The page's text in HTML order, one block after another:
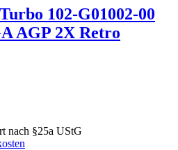
102-G01002-00
AGP 2X Retro
nach §25a UStG